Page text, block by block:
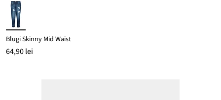
Blugi Skinny Mid Waist
64,90 lei